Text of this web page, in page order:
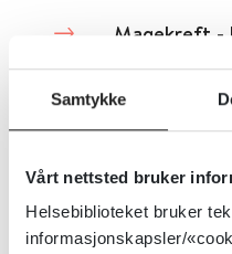
Samtykke
Vårt nettsted bruker
Helsebiblioteket bruker
informasjonskapsler/
Magekreft -